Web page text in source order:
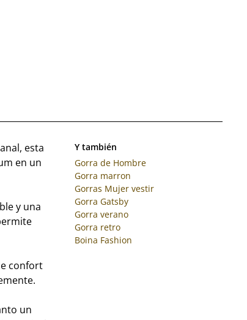
esta
en un
y una
confort
un
Y también
Gorra de Hombre
Gorra marron
Gorras Mujer vestir
Gorra Gatsby
Gorra verano
Gorra retro
Boina Fashion